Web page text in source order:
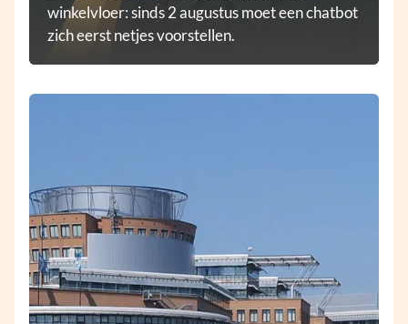
winkelvloer: sinds 2 augustus moet een chatbot
zich eerst netjes voorstellen.